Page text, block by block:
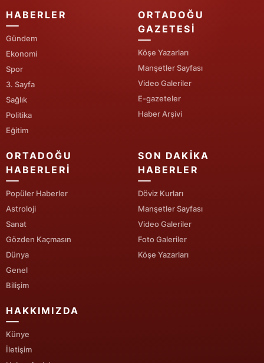
Tunceli
Şanlıurfa
Uşak
Yozgat
Aksaray
Bayburt
Karaman
Kırıkkale
HABERLER
Gündem
Ekonomi
Spor
3. Sayfa
Sağlık
Politika
Eğitim
ORTADOĞU
GAZETESI
Köşe Yazarları
Manşetler Sayfası
Video Galeriler
E-gazeteler
Haber Arşivi
ORTADOĞU
HABERLERI
Popüler Haberler
Astroloji
Sanat
Gözden Kaçmasın
Dünya
Genel
Bilişim
SON DAKIKA
HABERLER
Döviz Kurları
Manşetler Sayfası
Video Galeriler
Foto Galeriler
Köşe Yazarları
HAKKIMIZDA
Künye
İletişim